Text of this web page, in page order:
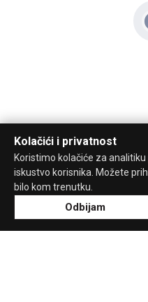
Kolačići i privatnost
Koristimo kolačiće za
iskustvo korisnika. Možete
bilo kom trenutku.
Odbijam